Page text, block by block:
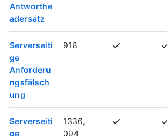
Antworthe
adersatz
Serverseiti
ge
Anforderu
ngsfälsch
ung
918
Serverseiti
ge
1336,
094